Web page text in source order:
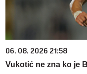
06. 08. 2026 21:58
Vukotić ne zna ko je